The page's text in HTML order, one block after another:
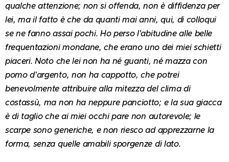
qualche attenzione; non si offenda, non è diffidenza per
lei, ma il fatto è che da quanti mai anni, qui, di colloqui
se ne fanno assai pochi. Ho perso l'abitudine alle belle
frequentazioni mondane, che erano uno dei miei schietti
piaceri. Noto che lei non ha né guanti, né mazza con
pomo d'argento, non ha cappotto, che potrei
benevolmente attribuire alla mitezza del clima di
costassù, ma non ha neppure panciotto; e la sua giacca
è di taglio che ai miei occhi pare non autorevole; le
scarpe sono generiche, e non riesco ad apprezzarne la
forma, senza quelle amabili sporgenze di lato.